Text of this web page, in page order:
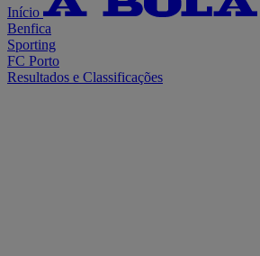
Início
Benfica
Sporting
FC Porto
Resultados e Classificações